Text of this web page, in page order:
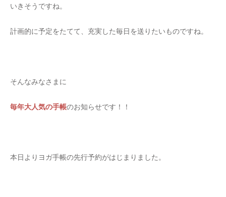
いきそうですね。
計画的に予定をたてて、充実した毎日を送りたいものですね。
そんなみなさまに
毎年大人気の手帳のお知らせです！！
本日よりヨガ手帳の先行予約がはじまりました。